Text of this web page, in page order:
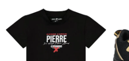
PIERRE
CARDIN
הדפס
אחורי